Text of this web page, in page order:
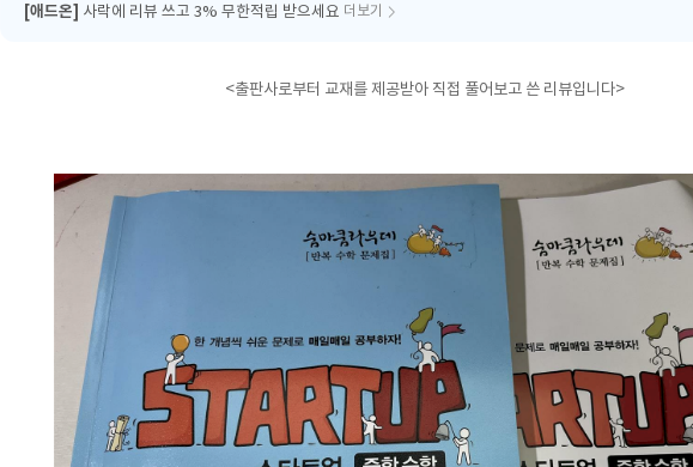
[애드온] 사락에 리뷰 쓰고 3% 무한적립 받으세요 더보기
<출판사로부터 교재를 제공받아 직접 풀어보고 쓴 리뷰입니다>